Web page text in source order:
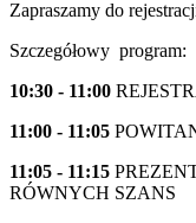
Zapraszamy do
Szczegółowy program:
10:30 - 11:00
11:00 - 11:05
11:05 - 11:15
RÓWNYCH SZANS